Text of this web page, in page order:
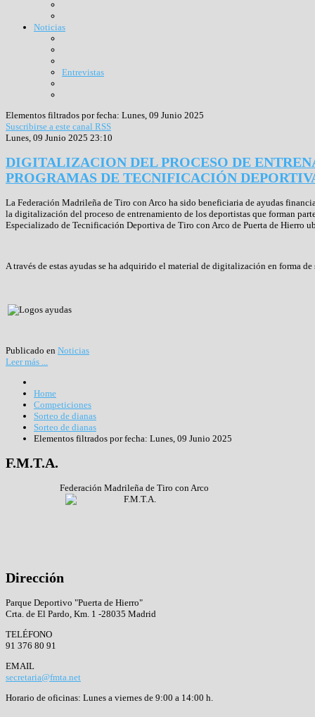
Noticias
Entrevistas
Elementos filtrados por fecha: Lunes, 09 Junio 2025
Suscribirse a este canal RSS
Lunes, 09 Junio 2025 23:10
DIGITALIZACION DEL PROCESO DE
PROGRAMAS DE TECNIFICACIÓN
La Federación Madrileña de Tiro con Arco ha sido beneficiaria de ayudas
la digitalización del proceso de entrenamiento de los deportistas que forman
Especializado de Tecnificación Deportiva de Tiro con Arco de Puerta de Hierro
A través de estas ayudas se ha adquirido el material de digitalización en forma
Publicado en Noticias
Leer más ...
Home
Competiciones
Sorteo de dianas
Sorteo de dianas
Elementos filtrados por fecha: Lunes, 09 Junio 2025
F.M.T.A.
Federación Madrileña de Tiro con Arco
Dirección
Parque Deportivo "Puerta de Hierro"
Crta. de El Pardo, Km. 1 -28035 Madrid
TELÉFONO
91 376 80 91
EMAIL
secretaria@fmta.net
Horario de oficinas: Lunes a viernes de 9:00 a 14:00 h.